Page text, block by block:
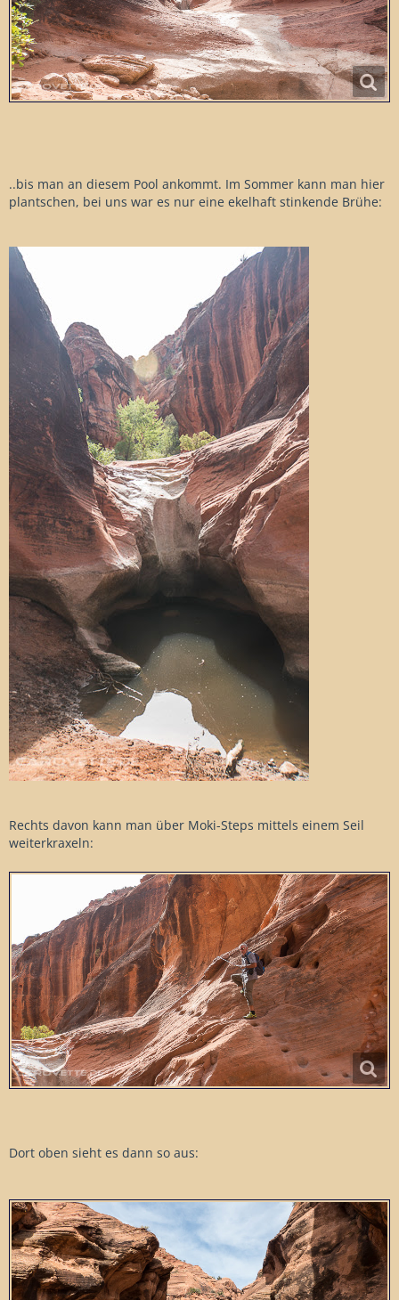
..bis man an diesem Pool ankommt. Im Sommer kann man hier
plantschen, bei uns war es nur eine ekelhaft stinkende Brühe:
Rechts davon kann man über Moki-Steps mittels einem Seil
weiterkraxeln:
Dort oben sieht es dann so aus: